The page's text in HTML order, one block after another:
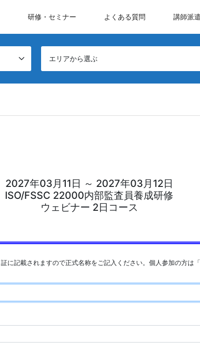
研修・セミナー よくある質問 講師派
エリアから選ぶ
2027年03月11日 ～ 2027年03月12日
ISO/FSSC 22000内部監査員養成研修
ウェビナー 2日コース
に記載されますので正式名称をご記入ください。個人参加の方は